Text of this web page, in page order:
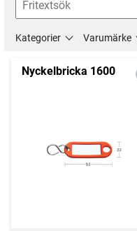
Kategorier Varumärke
Nyckelbricka 1600